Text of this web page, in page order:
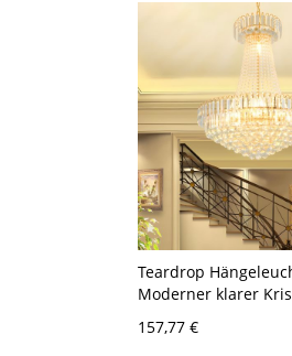
Teardrop
Moderner klarer
Kronleuchter Lampe
157,77 €